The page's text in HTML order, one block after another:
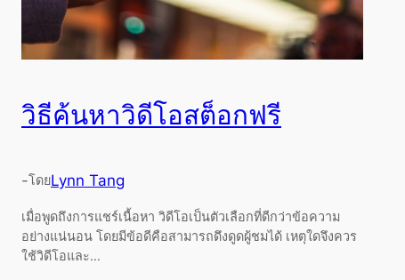
วิธีค้นหาวิดีโอสต็อกฟรี
-โดยLynn Tang
เมื่อพูดถึงการแชร์เนื้อหา วิดีโอเป็นตัวเลือกที่ดีกว่าข้อความ
อย่างแน่นอน โดยมีข้อดีคือสามารถดึงดูดผู้ชมได้ เหตุใดจึงควร
ใช้วิดีโอและ...